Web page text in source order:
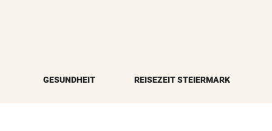
GESUNDHEIT REISEZEIT STEIERMARK